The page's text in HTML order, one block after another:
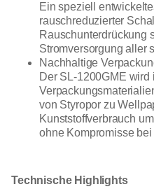
Ein speziell
rauschreduzierter
Rauschunterdrückung
Stromversorgung aller
Nachhaltige
Der SL-1200GME
von Styropor zu
Kunststoffverbrauch
ohne Kompromisse
Technische Highlights